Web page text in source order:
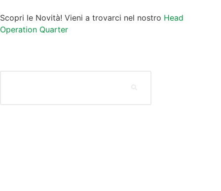
Scopri le Novità! Vieni a trovarci nel nostro Head
Operation Quarter